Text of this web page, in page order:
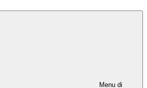
Menu di